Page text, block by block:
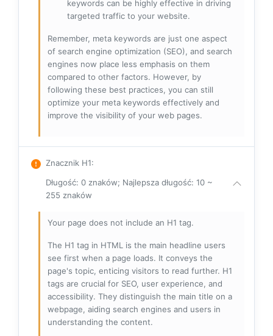
keywords can be highly effective in driving
targeted traffic to your website.
Remember, meta keywords are just one aspect
of search engine optimization (SEO), and search
engines now place less emphasis on them
compared to other factors. However, by
following these best practices, you can still
optimize your meta keywords effectively and
improve the visibility of your web pages.
Znacznik H1:
Długość: 0 znaków; Najlepsza długość: 10 ~
255 znaków
Your page does not include an H1 tag.
The H1 tag in HTML is the main headline users
see first when a page loads. It conveys the
page's topic, enticing visitors to read further. H1
tags are crucial for SEO, user experience, and
accessibility. They distinguish the main title on a
webpage, aiding search engines and users in
understanding the content.